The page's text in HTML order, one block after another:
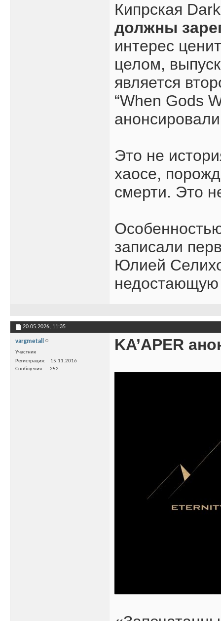
Кипрская
должны
интерес
целом,
является
“When Gods
Это не
хаосе,
смерти. Это
записали
Юлией
недостающую
20.05.2026, 11:35
vargmetall
Участник
Регистрация
15.11.2016
Сообщения
252
KA’APER